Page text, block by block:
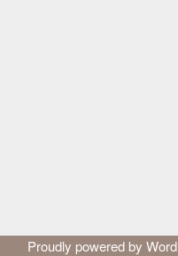
Proudly powered by